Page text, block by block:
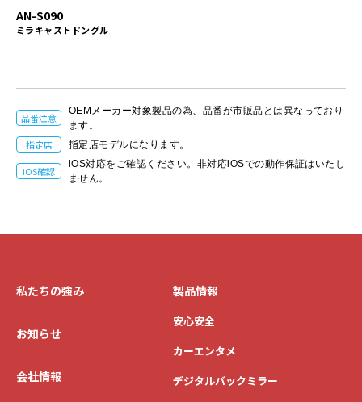
AN-S090
ミラキャストドングル
品番注意
OEMメーカー対象製品の為、品番が市販品とは異なっており
ます。
指定店 指定店モデルになります。
iOS確認
iOS対応をご確認ください。非対応iOSでの動作保証はいたし
ません。
私たちの強み
お知らせ
会社情報
製品情報
安心安全
カーエンタメ
デジタルバックミラー